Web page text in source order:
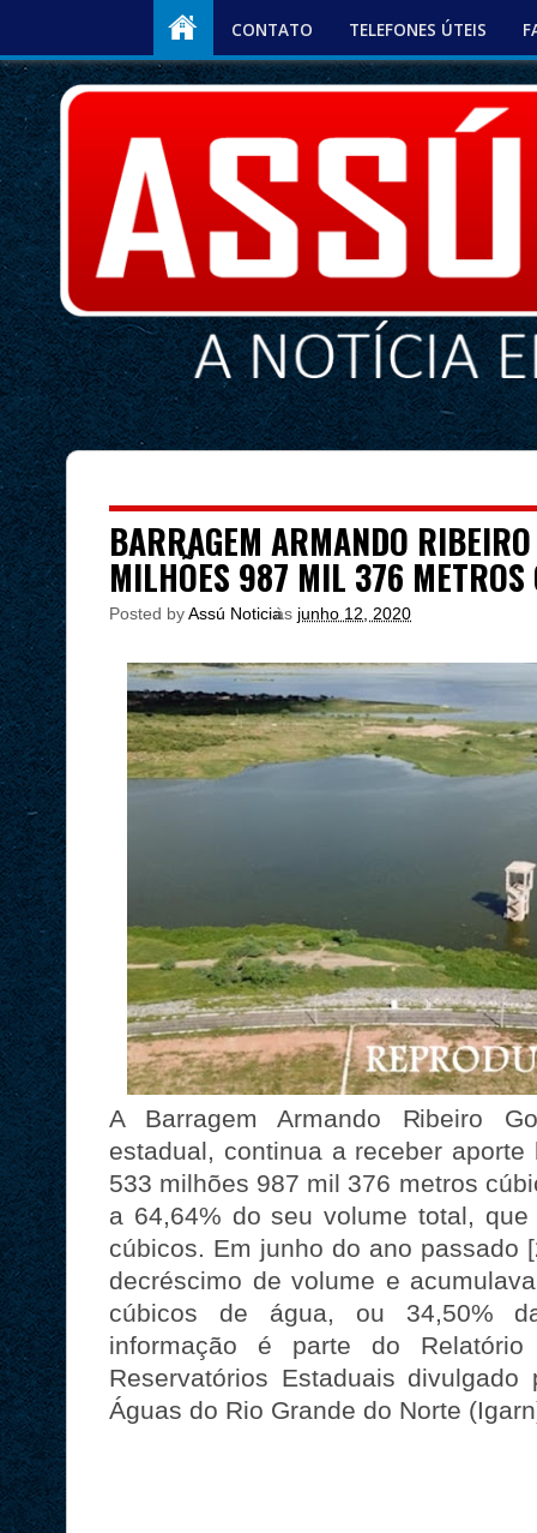
CONTATO TELEFONES ÚTEIS
BARRAGEM ARMANDO
MILHÕES 987 MIL 376 METROS
Posted byAssú Noticia
às junho 12, 2020
A Barragem Armando Ribeiro
estadual, continua a receber
533 milhões 987 mil 376 metros
a 64,64% do seu volume total,
cúbicos. Em junho do ano passado
decréscimo de volume e
cúbicos de água, ou 34,50%
informação é parte do
Reservatórios Estaduais
Águas do Rio Grande do Norte